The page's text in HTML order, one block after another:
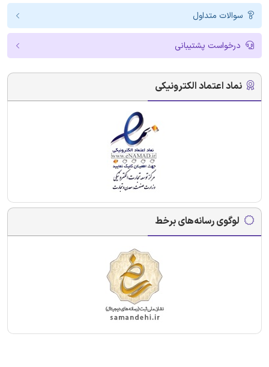
سوالات متداول
درخواست پشتیبانی
نماد اعتماد الکترونیکی
لوگوی رسانه‌های برخط